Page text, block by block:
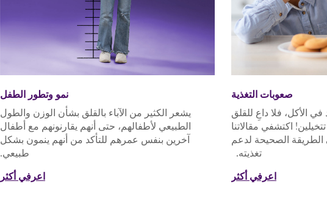
صعوبات التغذية
الأكل، فلا داعِ للقلق
اكتشفي مقالاتنا
الطريقة الصحيحة لدعم
تغذيته.
اعرفي أكثر
نمو وتطور الطفل
يشعر الكثير من الآباء بالقلق بشأن الوزن والطول
الطبيعي لأطفالهم، حتى أنهم يقارنونهم مع أطفال
آخرين بنفس عمرهم للتأكد من أنهم ينمون بشكل
طبيعي.
اعرفي أكثر